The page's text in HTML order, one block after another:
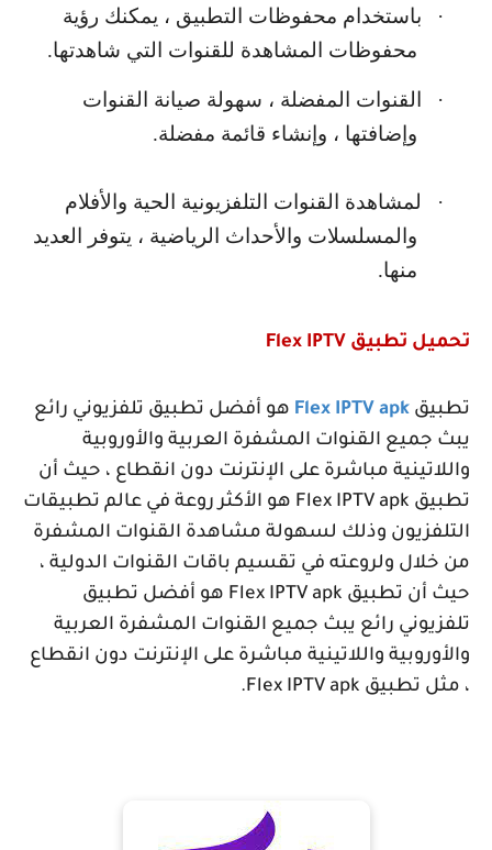
·
باستخدام محفوظات التطبيق ، يمكنك رؤية
محفوظات المشاهدة للقنوات التي شاهدتها.
·
القنوات المفضلة ، سهولة صيانة القنوات
وإضافتها ، وإنشاء قائمة مفضلة.
·
لمشاهدة القنوات التلفزيونية الحية والأفلام
والمسلسلات والأحداث الرياضية ، يتوفر العديد
منها.
تحميل تطبيق Flex IPTV
تطبيق Flex IPTV apk هو أفضل تطبيق تلفزيوني رائع
يبث جميع القنوات المشفرة العربية والأوروبية
واللاتينية مباشرة على الإنترنت دون انقطاع ، حيث أن
تطبيق Flex IPTV apk هو الأكثر روعة في عالم تطبيقات
التلفزيون وذلك لسهولة مشاهدة القنوات المشفرة
من خلال ولروعته في تقسيم باقات القنوات الدولية ،
حيث أن تطبيق Flex IPTV apk هو أفضل تطبيق
تلفزيوني رائع يبث جميع القنوات المشفرة العربية
والأوروبية واللاتينية مباشرة على الإنترنت دون انقطاع
، مثل تطبيق Flex IPTV apk
.